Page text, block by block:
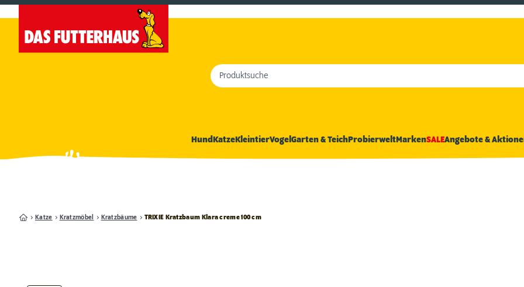
Produktsuche
HundKatzeKleintierVogel Garten & TeichProbierweltMarkenSALEAngebote &
Katze Kratzmöbel Kratzbäume TRIXIE Kratzbaum Klara creme 100 cm